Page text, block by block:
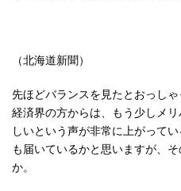
（北海道新聞）
先ほどバランスを見たとおっし
経済界の方からは、もう少しメ
しいという声が非常に上がって
も届いているかと思いますが、
か。